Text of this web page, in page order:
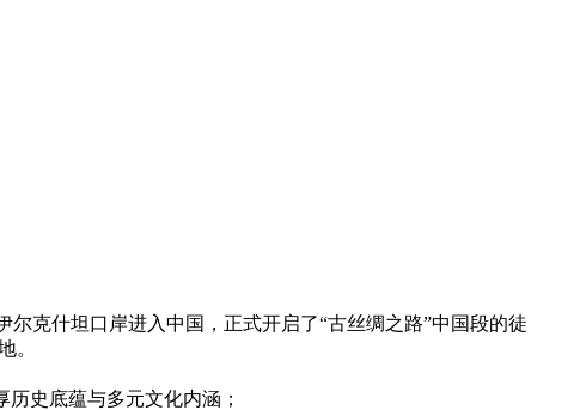
克什坦口岸进入中国，正式开启了“古丝绸之路”中国段的徒
。
史底蕴与多元文化内涵；